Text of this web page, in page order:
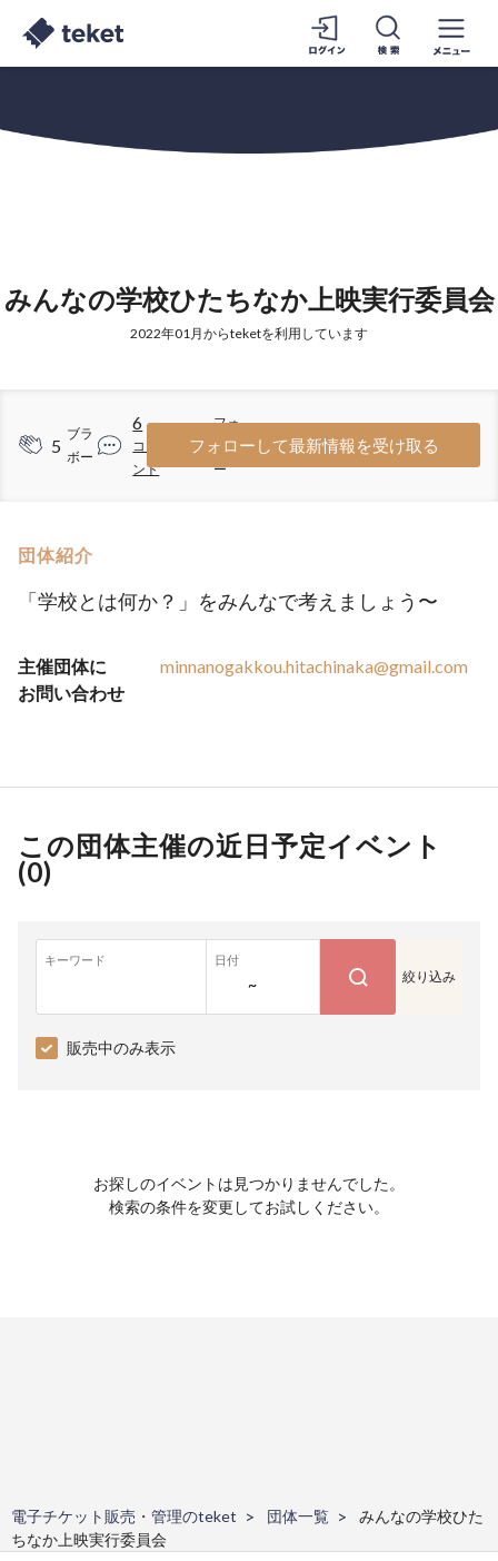
みんなの学校ひたちなか上映実行委員会
2022年01月からteketを利用しています
5
ブラ
ボー
6
コメ
ント
3
フォ
ロワ
ー
フォローして最新情報を受け取る
団体紹介
「学校とは何か？」をみんなで考えましょう〜
主催団体に
お問い合わせ
minnanogakkou.hitachinaka@gmail.com
この団体主催の近日予定イベント
(0)
キーワード 日付
~ 絞り込み
販売中のみ表示
お探しのイベントは見つかりませんでした。
検索の条件を変更してお試しください。
電子チケット販売・管理のteket 団体一覧
みんなの学校ひた
ちなか上映実行委員会